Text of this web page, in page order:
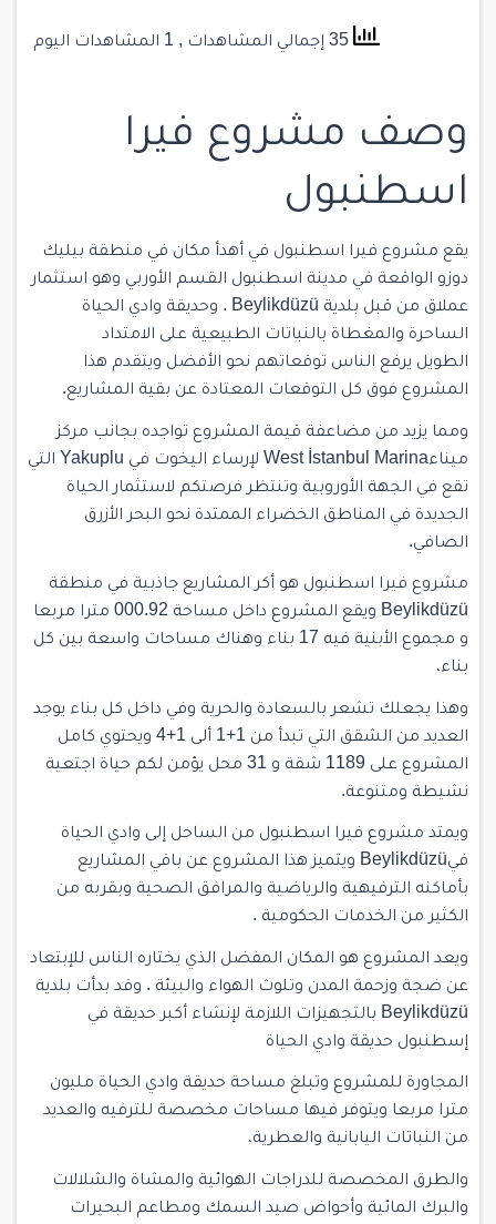
, 1 المشاهدات اليوم
وصف مشروع فيرا
اسطنبول
يقع مشروع فيرا اسطنبول في أهدأ مكان في منطقة بيليك
دوزو الواقعة في مدينة اسطنبول القسم الأوربي وهو استثمار
عملاق من قبل بلدية Beylikdüzü . وحديقة وادي الحياة
الساحرة والمغطاة بالنباتات الطبيعية على الامتداد
الطويل يرفع الناس توقعاتهم نحو الأفضل ويتقدم هذا
المشروع فوق كل التوقعات المعتادة عن بقية المشاريع.
ومما يزيد من مضاعفة قيمة المشروع تواجده بجانب مركز
ميناءWest İstanbul Marina لإرساء اليخوت في Yakuplu التي
تقع في الجهة الأوروبية وتنتظر فرصتكم لاستثمار الحياة
الجديدة في المناطق الخضراء الممتدة نحو البحر الأزرق
الصافي.
مشروع فيرا اسطنبول هو أكر المشاريع جاذبية في منطقة
Beylikdüzü ويقع المشروع داخل مساحة 000.92 مترا مربعا
و مجموع الأبنية فيه 17 بناء وهناك مساحات واسعة بين كل
بناء،
وهذا يجعلك تشعر بالسعادة والحرية وفي داخل كل بناء يوجد
العديد من الشقق التي تبدأ من 1+1 ألى 1+4 ويحتوي كامل
المشروع على 1189 شقة و 31 محل يؤمن لكم حياة اجتعية
نشيطة ومتنوعة.
ويمتد مشروع فيرا اسطنبول من الساحل إلى وادي الحياة
فيBeylikdüzü ويتميز هذا المشروع عن باقي المشاريع
بأماكنه الترفيهية والرياضية والمرافق الصحية وبقربه من
الكثير من الخدمات الحكومية .
ويعد المشروع هو المكان المفضل الذي يختاره الناس للإبتعاد
عن ضجة وزحمة المدن وتلوث الهواء والبيئة . وقد بدأت بلدية
Beylikdüzü بالتجهيزات اللازمة لإنشاء أكبر حديقة في
إسطنبول حديقة وادي الحياة
المجاورة للمشروع وتبلغ مساحة حديقة وادي الحياة مليون
مترا مربعا ويتوفر فيها مساحات مخصصة للترفيه والعديد
من النباتات اليابانية والعطرية،
والطرق المخصصة للدراجات الهوائية والمشاة والشلالات
والبرك المائية وأحواض صيد السمك ومطاعم البحيرات